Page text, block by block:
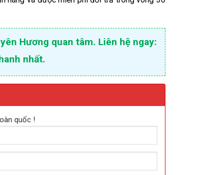
Hương quan tâm. Liên hệ ngay:
nhất.
quốc !